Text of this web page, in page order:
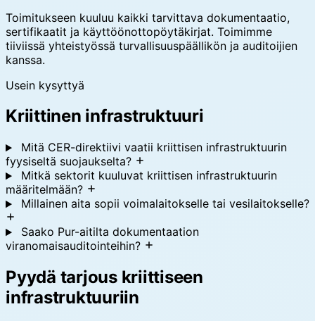
Toimitukseen kuuluu kaikki tarvittava dokumentaatio,
sertifikaatit ja käyttöönottopöytäkirjat. Toimimme
tiiviissä yhteistyössä turvallisuuspäällikön ja auditoijien
kanssa.
Usein kysyttyä
Kriittinen infrastruktuuri
Mitä CER-direktiivi vaatii kriittisen infrastruktuurin
fyysiseltä suojaukselta?
Mitkä sektorit kuuluvat kriittisen infrastruktuurin
määritelmään?
Millainen aita sopii voimalaitokselle tai vesilaitokselle?
Saako Pur-aitilta dokumentaation
viranomaisauditointeihin?
Pyydä tarjous kriittiseen
infrastruktuuriin